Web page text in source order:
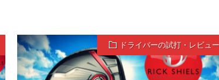
ドライバーの試打・レビュー